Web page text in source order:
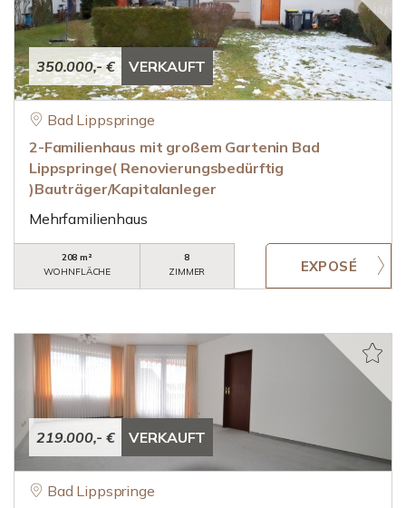
350.000,- € VERKAUFT
Bad Lippspringe
2-Familienhaus mit großem Gartenin Bad
Lippspringe( Renovierungsbedürftig
)Bauträger/Kapitalanleger
Mehrfamilienhaus
208 m²
WOHNFLÄCHE
8
ZIMMER
219.000,- € VERKAUFT
Bad Lippspringe